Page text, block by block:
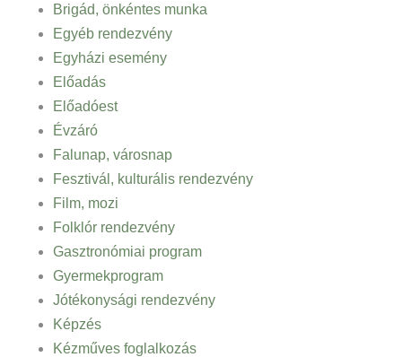
Brigád, önkéntes munka
Egyéb rendezvény
Egyházi esemény
Előadás
Előadóest
Évzáró
Falunap, városnap
Fesztivál, kulturális rendezvény
Film, mozi
Folklór rendezvény
Gasztronómiai program
Gyermekprogram
Jótékonysági rendezvény
Képzés
Kézműves foglalkozás